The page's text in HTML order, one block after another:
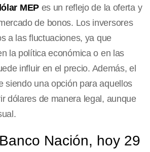
MEPes un reflejo de la oferta y
de bonos. Los inversores
a las fluctuaciones, ya que
la política económica o en las
influir en el precio. Además, el
siendo una opción para aquellos
dólares de manera legal, aunque
Nación, hoy 29